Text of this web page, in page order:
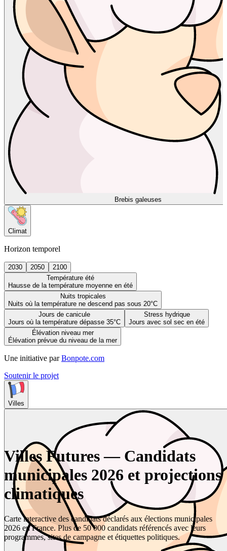
Brebis galeuses
Climat
Horizon temporel
2030 2050
2100
Température été
Hausse de la température moyenne en été
Nuits tropicales
Nuits où la température ne descend pas sous 20°C
Jours de canicule
Jours où la température dépasse 35°C
Stress hydrique
Jours avec sol sec en été
Élévation niveau mer
Élévation prévue du niveau de la mer
Une initiative par Bonpote.com
Soutenir le projet
Villes
Villes Futures — Candidats
municipales 2026 et projections
climatiques
Carte interactive des candidats déclarés aux élections municipales
2026 en France. Plus de 50 000 candidats référencés avec leurs
programmes, sites de campagne et étiquettes politiques.